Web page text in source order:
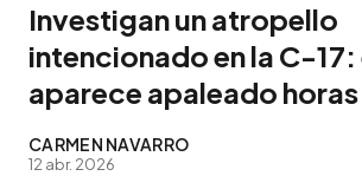
Investigan un atropello
intencionado en la C-
aparece apaleado
CARMEN NAVARRO
12 abr. 2026